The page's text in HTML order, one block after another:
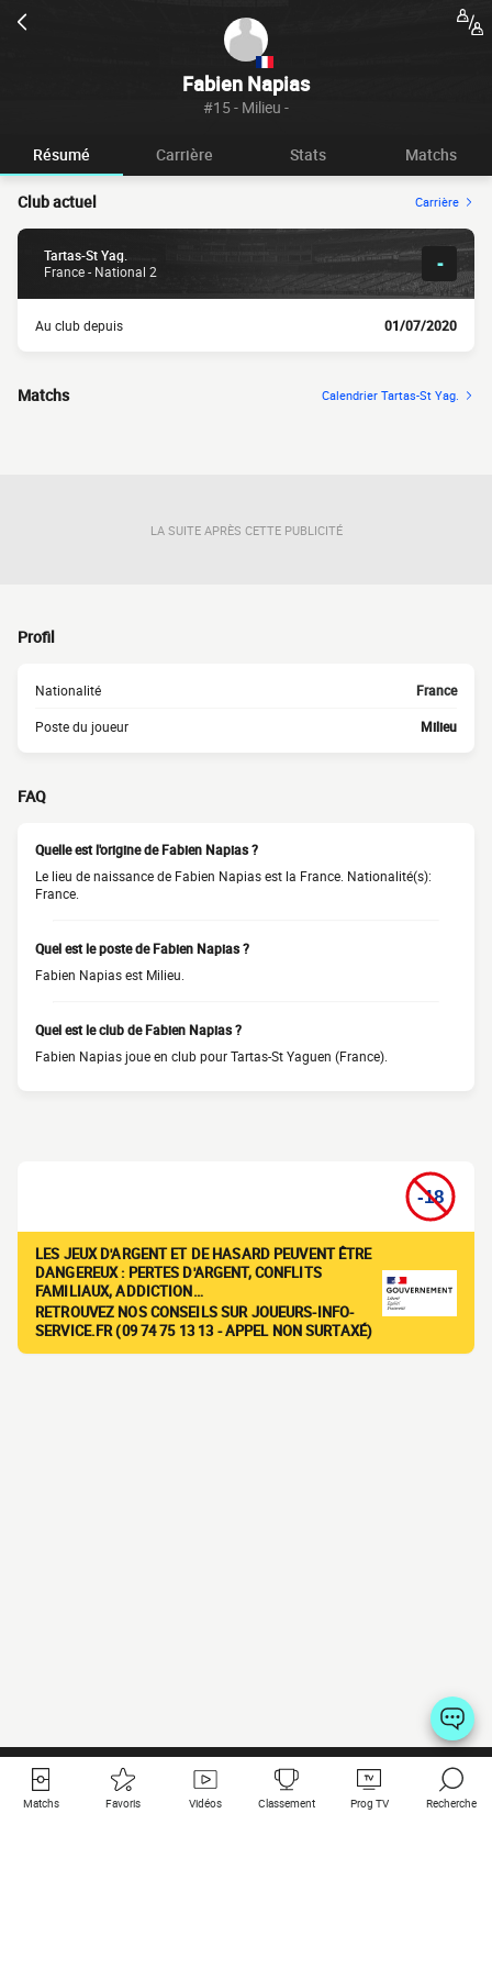
Fabien Napias
#15 - Milieu -
Résumé Carrière Stats Matchs
Club actuel Carrière
Tartas-St Yag.
France - National 2
-
Au club depuis 01/07/2020
Matchs Calendrier Tartas-St Yag.
LA SUITE APRÈS CETTE PUBLICITÉ
Profil
Nationalité France
Poste du joueur Milieu
FAQ
Quelle est l'origine de Fabien Napias ?
Le lieu de naissance de Fabien Napias est la France. Nationalité(s):
France.
Quel est le poste de Fabien Napias ?
Fabien Napias est Milieu.
Quel est le club de Fabien Napias ?
Fabien Napias joue en club pour Tartas-St Yaguen (France).
LES JEUX D'ARGENT ET DE HASARD PEUVENT ÊTRE
DANGEREUX : PERTES D'ARGENT, CONFLITS
FAMILIAUX, ADDICTION…
RETROUVEZ NOS CONSEILS SUR JOUEURS-INFO-
SERVICE.FR (09 74 75 13 13 - APPEL NON SURTAXÉ)
Matchs Favoris Vidéos Classement Prog TV Recherche